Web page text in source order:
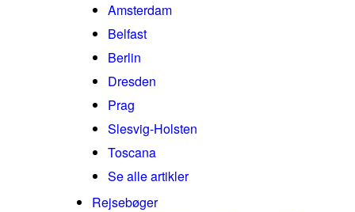
Amsterdam
Belfast
Berlin
Dresden
Prag
Slesvig-Holsten
Toscana
Se alle artikler
Rejsebøger